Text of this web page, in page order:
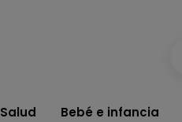
Salud Bebé e infancia